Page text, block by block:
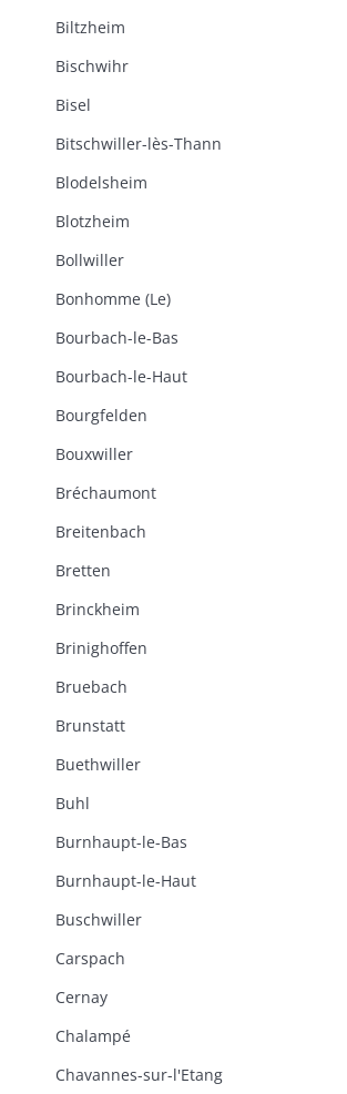
Biltzheim
Bischwihr
Bisel
Bitschwiller-lès-Thann
Blodelsheim
Blotzheim
Bollwiller
Bonhomme (Le)
Bourbach-le-Bas
Bourbach-le-Haut
Bourgfelden
Bouxwiller
Bréchaumont
Breitenbach
Bretten
Brinckheim
Brinighoffen
Bruebach
Brunstatt
Buethwiller
Buhl
Burnhaupt-le-Bas
Burnhaupt-le-Haut
Buschwiller
Carspach
Cernay
Chalampé
Chavannes-sur-l'Etang